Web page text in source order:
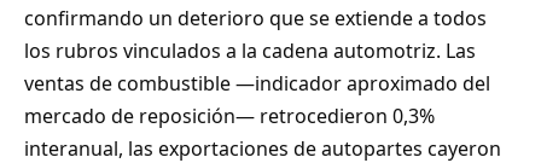
confirmando un deterioro que se extiende a todos
los rubros vinculados a la cadena automotriz. Las
ventas de combustible —indicador aproximado del
mercado de reposición— retrocedieron 0,3%
interanual, las exportaciones de autopartes cayeron